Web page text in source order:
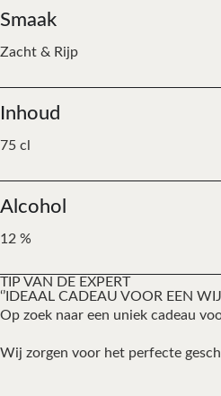
Smaak
Zacht & Rijp
Inhoud
75 cl
Alcohol
12 %
TIP VAN DE EXPERT
‘’IDEAAL CADEAU VOOR EEN
Op zoek naar een uniek cadeau
Wij zorgen voor het perfecte